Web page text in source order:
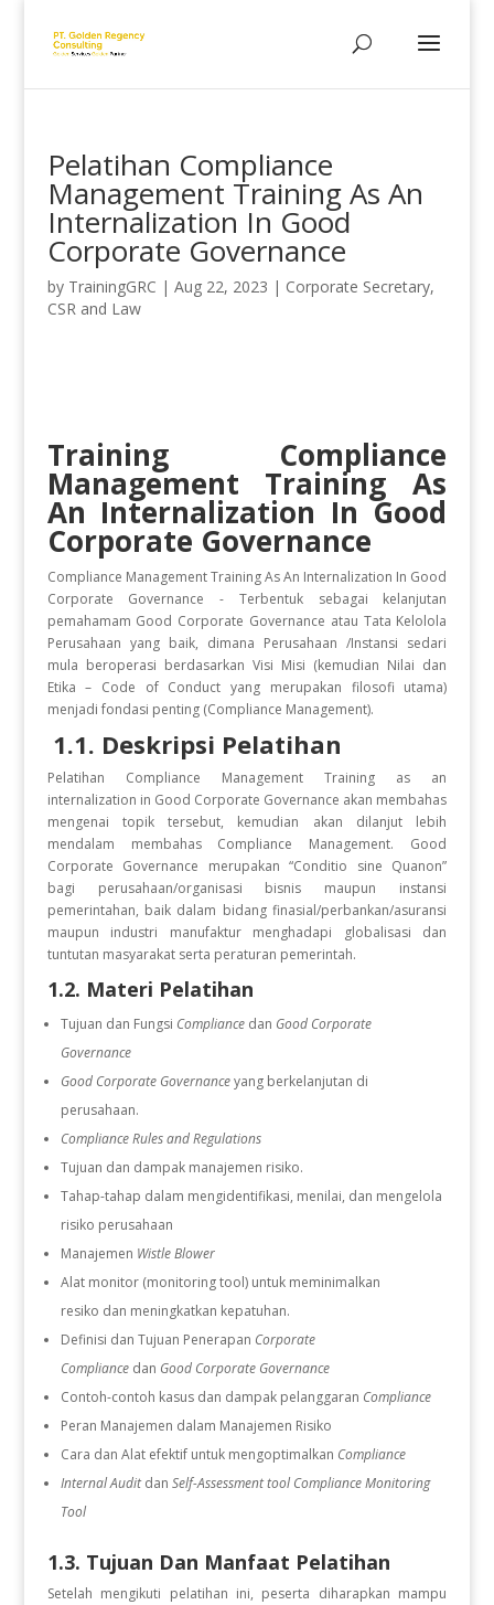
Pelatihan Compliance
Management Training As An
Internalization In Good
Corporate Governance
by TrainingGRC | Aug 22, 2023 | Corporate Secretary,
CSR and Law
Training Compliance
Management Training As
An Internalization In Good
Corporate Governance
Compliance Management Training As An Internalization In Good
Corporate Governance - Terbentuk sebagai kelanjutan
pemahamam Good Corporate Governance atau Tata Kelolola
Perusahaan yang baik, dimana Perusahaan /Instansi sedari
mula beroperasi berdasarkan Visi Misi (kemudian Nilai dan
Etika – Code of Conduct yang merupakan filosofi utama)
menjadi fondasi penting (Compliance Management).
1.1. Deskripsi Pelatihan
Pelatihan Compliance Management Training as an
internalization in Good Corporate Governance akan membahas
mengenai topik tersebut, kemudian akan dilanjut lebih
mendalam membahas Compliance Management. Good
Corporate Governance merupakan “Conditio sine Quanon”
bagi perusahaan/organisasi bisnis maupun instansi
pemerintahan, baik dalam bidang finasial/perbankan/asuransi
maupun industri manufaktur menghadapi globalisasi dan
tuntutan masyarakat serta peraturan pemerintah.
1.2. Materi Pelatihan
Tujuan dan Fungsi Compliancedan Good Corporate
Governance
Good Corporate Governanceyang berkelanjutan di
perusahaan.
Compliance Rules and Regulations
Tujuan dan dampak manajemen risiko.
Tahap-tahap dalam mengidentifikasi, menilai, dan mengelola
risiko perusahaan
Manajemen Wistle Blower
Alat monitor (monitoring tool) untuk meminimalkan
resiko dan meningkatkan kepatuhan.
Definisi dan Tujuan Penerapan Corporate
Compliancedan Good Corporate Governance
Contoh-contoh kasus dan dampak pelanggaran Compliance
Peran Manajemen dalam Manajemen Risiko
Cara dan Alat efektif untuk mengoptimalkan Compliance
Internal Auditdan Self-Assessment tool Compliance Monitoring
Tool
1.3. Tujuan Dan Manfaat Pelatihan
Setelah mengikuti pelatihan ini, peserta diharapkan mampu